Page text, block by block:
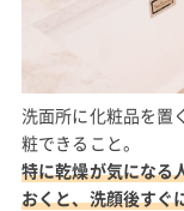
洗面所に化粧品を置
粧できること。
特に乾燥が気になる
おくと、洗顔後すぐ